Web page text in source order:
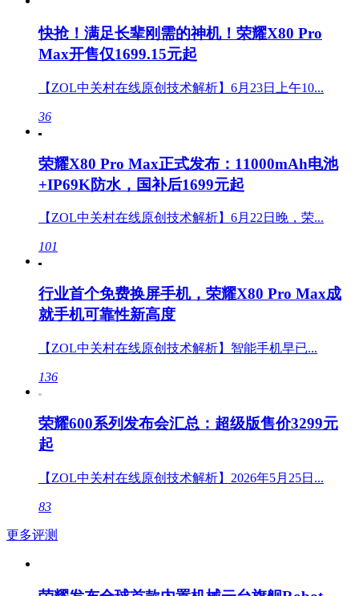
快抢！满足长辈刚需的神机！荣耀X80 Pro
Max开售仅1699.15元起
【ZOL中关村在线原创技术解析】6月23日上午10...
36
荣耀X80 Pro Max正式发布：11000mAh电池
+IP69K防水，国补后1699元起
【ZOL中关村在线原创技术解析】6月22日晚，荣...
101
行业首个免费换屏手机，荣耀X80 Pro Max成
就手机可靠性新高度
【ZOL中关村在线原创技术解析】智能手机早已...
136
荣耀600系列发布会汇总：超级版售价3299元
起
【ZOL中关村在线原创技术解析】2026年5月25日...
83
更多评测